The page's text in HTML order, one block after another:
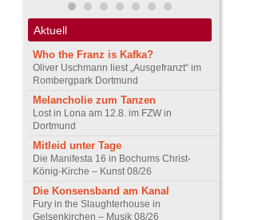
Aktuell
Who the Franz is Kafka?
Oliver Uschmann liest „Ausgefranzt“ im
Rombergpark Dortmund
Melancholie zum Tanzen
Lost in Lona am 12.8. im FZW in
Dortmund
Mitleid unter Tage
Die Manifesta 16 in Bochums Christ-
König-Kirche – Kunst 08/26
Die Konsensband am Kanal
Fury in the Slaughterhouse in
Gelsenkirchen – Musik 08/26